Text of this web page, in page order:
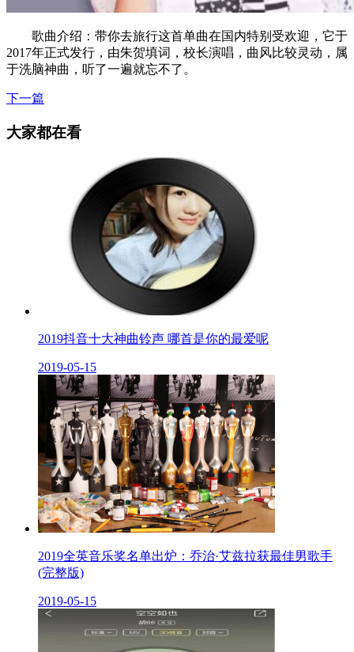
歌曲介绍：带你去旅行这首单曲在国内特别受欢迎，它于
2017年正式发行，由朱贺填词，校长演唱，曲风比较灵动，属
于洗脑神曲，听了一遍就忘不了。
下一篇
大家都在看
2019抖音十大神曲铃声 哪首是你的最爱呢
2019-05-15
2019全英音乐奖名单出炉：乔治·艾兹拉获最佳男歌手
(完整版)
2019-05-15